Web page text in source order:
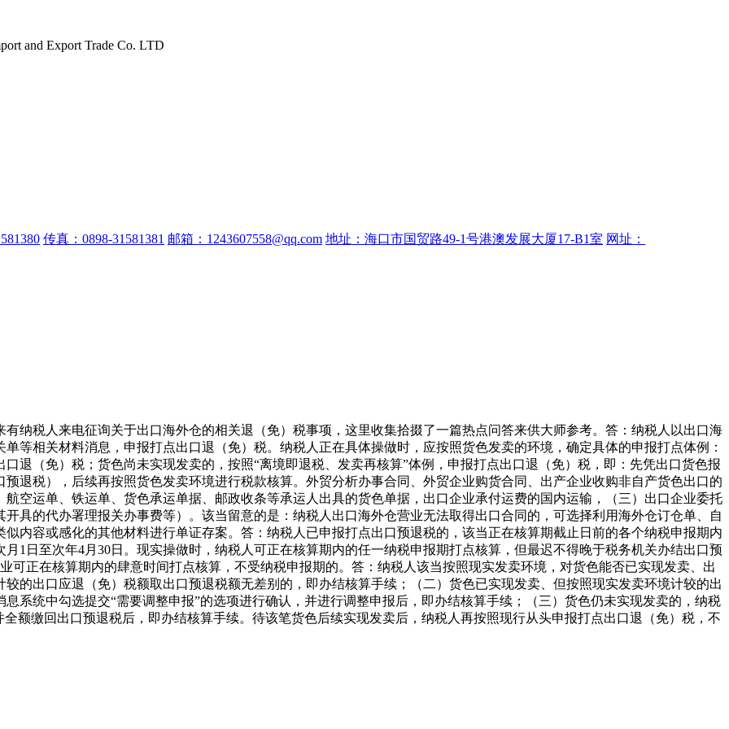
and Export Trade Co. LTD
传真：0898-31581381 邮箱：1243607558@qq.com 地址：海口市国贸路49-1号港澳发展大厦17-B1室 网址：
税人来电征询关于出口海外仓的相关退（免）税事项，这里收集拾掇了一篇热点问答来供大师参考。答：纳税人以出口海
等相关材料消息，申报打点出口退（免）税。纳税人正在具体操做时，应按照货色发卖的环境，确定具体的申报打点体例：
退（免）税；货色尚未实现发卖的，按照“离境即退税、发卖再核算”体例，申报打点出口退（免）税，即：先凭出口货色报
退税），后续再按照货色发卖环境进行税款核算。外贸分析办事合同、外贸企业购货合同、出产企业收购非自产货色出口的
空运单、铁运单、货色承运单据、邮政收条等承运人出具的货色单据，出口企业承付运费的国内运输，（三）出口企业委托
具的代办署理报关办事费等）。该当留意的是：纳税人出口海外仓营业无法取得出口合同的，可选择利用海外仓订仓单、自
内容或感化的其他材料进行单证存案。答：纳税人已申报打点出口预退税的，该当正在核算期截止日前的各个纳税申报期内
1日至次年4月30日。现实操做时，纳税人可正在核算期内的任一纳税申报期打点核算，但最迟不得晚于税务机关办结出口预
可正在核算期内的肆意时间打点核算，不受纳税申报期的。答：纳税人该当按照现实发卖环境，对货色能否已实现发卖、出
的出口应退（免）税额取出口预退税额无差别的，即办结核算手续；（二）货色已实现发卖、但按照现实发卖环境计较的出
系统中勾选提交“需要调整申报”的选项进行确认，并进行调整申报后，即办结核算手续；（三）货色仍未实现发卖的，纳税
额缴回出口预退税后，即办结核算手续。待该笔货色后续实现发卖后，纳税人再按照现行从头申报打点出口退（免）税，不